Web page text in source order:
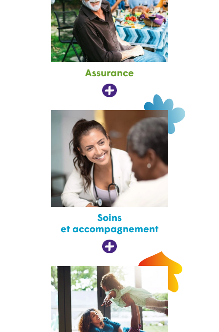
Assurance
Soins
et accompagnement